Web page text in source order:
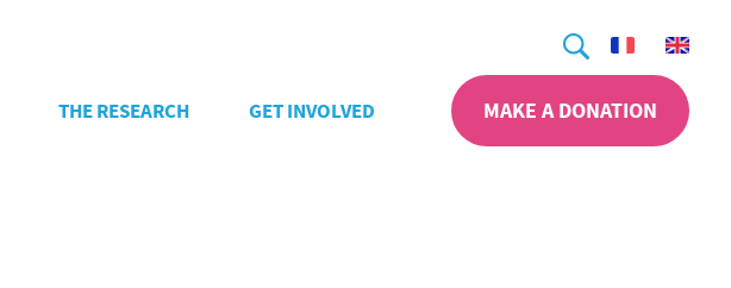
Search
THE RESEARCH GET INVOLVED MAKE A DONATION